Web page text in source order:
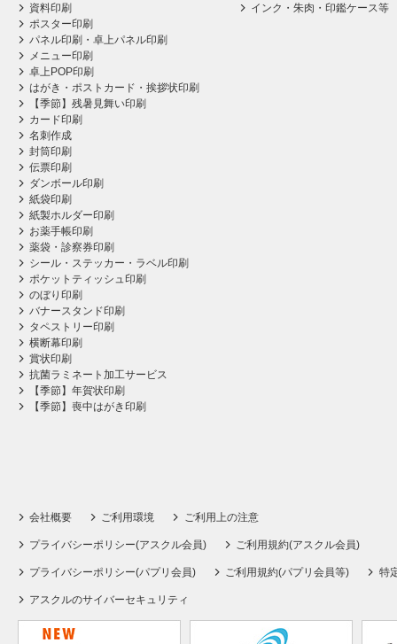
資料印刷
ポスター印刷
パネル印刷・卓上パネル印刷
メニュー印刷
卓上POP印刷
はがき・ポストカード・挨拶状印刷
【季節】残暑見舞い印刷
カード印刷
名刺作成
封筒印刷
伝票印刷
ダンボール印刷
紙袋印刷
紙製ホルダー印刷
お薬手帳印刷
薬袋・診察券印刷
シール・ステッカー・ラベル印刷
ポケットティッシュ印刷
のぼり印刷
バナースタンド印刷
タペストリー印刷
横断幕印刷
賞状印刷
抗菌ラミネート加工サービス
【季節】年賀状印刷
【季節】喪中はがき印刷
インク・朱肉・印鑑ケース等
会社概要 ご利用環境 ご利用上の注意
プライバシーポリシー(アスクル会員) ご利用規約(アスクル会員)
プライバシーポリシー(パプリ会員) ご利用規約(パプリ会員等) 特
アスクルのサイバーセキュリティ